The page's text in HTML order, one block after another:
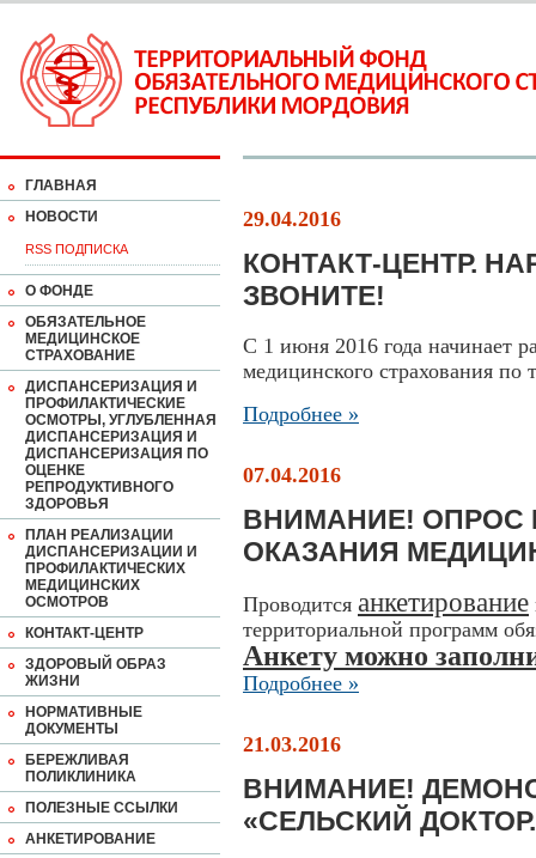
ГЛАВНАЯ
НОВОСТИ
RSS ПОДПИСКА
О ФОНДЕ
ОБЯЗАТЕЛЬНОЕ
МЕДИЦИНСКОЕ
СТРАХОВАНИЕ
ДИСПАНСЕРИЗАЦИЯ И
ПРОФИЛАКТИЧЕСКИЕ
ОСМОТРЫ, УГЛУБЛЕННАЯ
ДИСПАНСЕРИЗАЦИЯ И
ДИСПАНСЕРИЗАЦИЯ ПО
ОЦЕНКЕ
РЕПРОДУКТИВНОГО
ЗДОРОВЬЯ
ПЛАН РЕАЛИЗАЦИИ
ДИСПАНСЕРИЗАЦИИ И
ПРОФИЛАКТИЧЕСКИХ
МЕДИЦИНСКИХ
ОСМОТРОВ
КОНТАКТ-ЦЕНТР
ЗДОРОВЫЙ ОБРАЗ
ЖИЗНИ
НОРМАТИВНЫЕ
ДОКУМЕНТЫ
БЕРЕЖЛИВАЯ
ПОЛИКЛИНИКА
ПОЛЕЗНЫЕ ССЫЛКИ
АНКЕТИРОВАНИЕ
29.04.2016
КОНТАКТ-ЦЕНТР.
ЗВОНИТЕ!
С 1 июня 2016 года начинает
медицинского страхования
Подробнее »
07.04.2016
ВНИМАНИЕ! ОПРОС
ОКАЗАНИЯ
Проводится анкетирование
территориальной программ
Анкету можно
Подробнее »
21.03.2016
ВНИМАНИЕ!
«СЕЛЬСКИЙ